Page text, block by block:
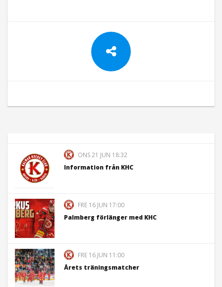
ONS 21 JUN 18:32
Information från KHC
FRE 16 JUN 17:00
Palmberg förlänger med KHC
FRE 16 JUN 11:00
Årets träningsmatcher